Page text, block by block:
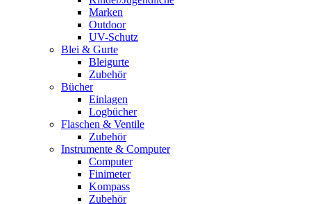
Marken
Outdoor
UV-Schutz
Blei & Gurte
Bleigurte
Zubehör
Bücher
Einlagen
Logbücher
Flaschen & Ventile
Zubehör
Instrumente & Computer
Computer
Finimeter
Kompass
Zubehör